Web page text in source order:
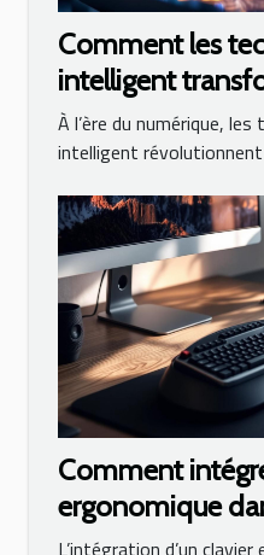
Comment les
intelligent
service client ?
À l’ère du numérique,
intelligent
Comment
ergonomique
de travail ?
L’intégration d’un